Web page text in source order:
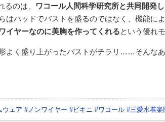
のは、 ワコール人間科学研究所と共同開発
はパッドでバストを盛るのではなく、機能に
イヤーなのに美胸を作ってくれるという優れ
よく盛り上がったバストがチラリ……そんな
ウェア #ノンワイヤー #ビキニ #ワコール#三愛水着楽